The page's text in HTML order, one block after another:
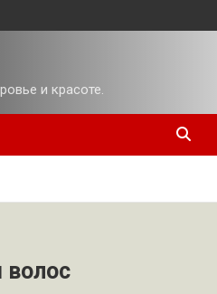
и красоте.
волос